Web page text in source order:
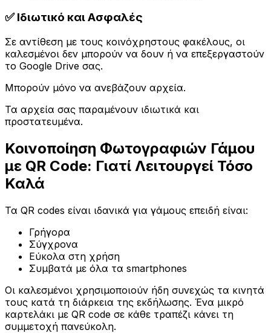
✅ Ιδιωτικό και Ασφαλές
Σε αντίθεση με τους κοινόχρηστους φακέλους, οι
καλεσμένοι δεν μπορούν να δουν ή να επεξεργαστούν
το Google Drive σας.
Μπορούν μόνο να ανεβάζουν αρχεία.
Τα αρχεία σας παραμένουν ιδιωτικά και
προστατευμένα.
Κοινοποίηση Φωτογραφιών Γάμου
με QR Code: Γιατί Λειτουργεί Τόσο
Καλά
Τα QR codes είναι ιδανικά για γάμους επειδή είναι:
Γρήγορα
Σύγχρονα
Εύκολα στη χρήση
Συμβατά με όλα τα smartphones
Οι καλεσμένοι χρησιμοποιούν ήδη συνεχώς τα κινητά
τους κατά τη διάρκεια της εκδήλωσης. Ένα μικρό
καρτελάκι με QR code σε κάθε τραπέζι κάνει τη
συμμετοχή πανεύκολη.